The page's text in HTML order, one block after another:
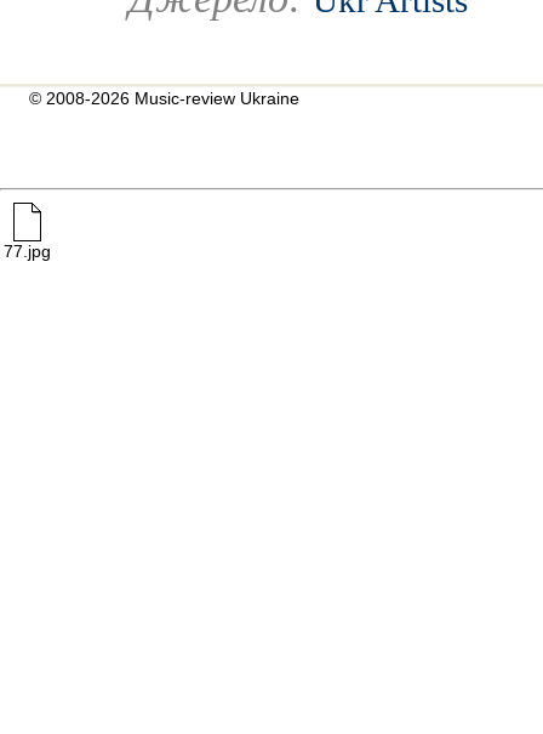
© 2008-2026 Music-review Ukraine
77.jpg